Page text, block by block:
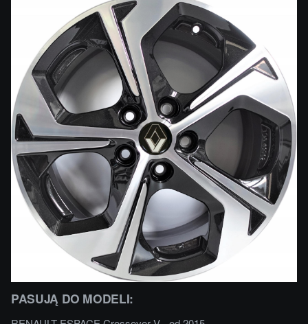
PASUJĄ DO MODELI: